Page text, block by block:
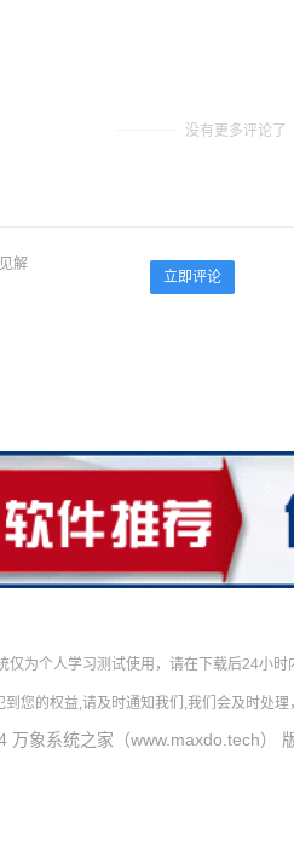
没有更多评论了
解
立即评论
仅为个人学习测试使用，请在下载后24小
到您的权益,请及时通知我们,我们会及时处
万象系统之家（www.maxdo.tech）